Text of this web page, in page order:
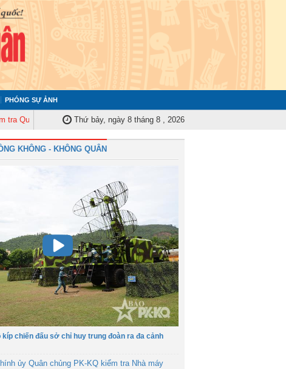
PHÓNG SỰ ẢNH
ủy Trung ương tập huấn nghiệp vụ công tác kiểm tra, giám sát năm 2025
Thứ bảy, ngày 8 tháng 8 , 2026
KHÔNG - KHÔNG QUÂN
kíp chiến đấu sở chỉ huy trung đoàn ra đa cảnh
ủy Quân chủng PK-KQ kiểm tra Nhà máy